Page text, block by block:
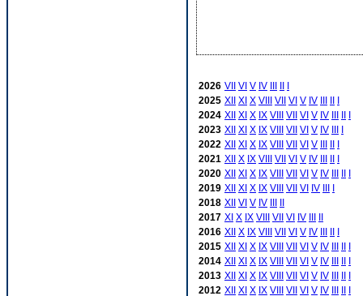
2026 VII VI V IV
2025 XII XI X VIII VII VI V IV
2024 XII XI X IX VIII VII VI V IV
2023 XII XI X IX VIII VII VI V IV
2022 XII XI X IX VIII VII VI V
2021 XII X IX VIII VII VI V IV
2020 XII XI X IX VIII VII VI V IV
2019 XII XI X IX VIII VII VI IV
2018 XII VI V IV
2017 XI X IX VIII VII VI IV
2016 XII X IX VIII VII VI V IV
2015 XII XI X IX VIII VII VI V IV
2014 XII XI X IX VIII VII VI V IV
2013 XII XI X IX VIII VII VI V IV
2012 XII XI X IX VIII VII VI V IV